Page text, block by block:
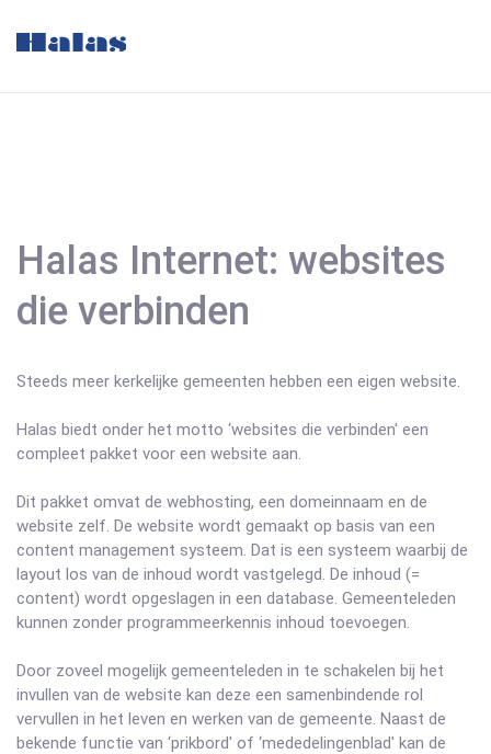
Halas Internet: websites
die verbinden
Steeds meer kerkelijke gemeenten hebben een eigen website.
Halas biedt onder het motto ‘websites die verbinden' een
compleet pakket voor een website aan.
Dit pakket omvat de webhosting, een domeinnaam en de
website zelf. De website wordt gemaakt op basis van een
content management systeem. Dat is een systeem waarbij de
layout los van de inhoud wordt vastgelegd. De inhoud (=
content) wordt opgeslagen in een database. Gemeenteleden
kunnen zonder programmeerkennis inhoud toevoegen.
Door zoveel mogelijk gemeenteleden in te schakelen bij het
invullen van de website kan deze een samenbindende rol
vervullen in het leven en werken van de gemeente. Naast de
bekende functie van ‘prikbord' of ‘mededelingenblad' kan de